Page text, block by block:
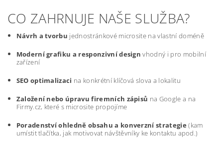
CO ZAHRNUJE NAŠE SLUŽBA?
Návrh a tvorbu jednostránkové microsite na vlastní doméně
Moderní grafiku a responzivní design vhodný i pro mobilní
zařízení
SEO optimalizaci na konkrétní klíčová slova a lokalitu
Založení nebo úpravu firemních zápisů na Google a na
Firmy.cz, které s microsite propojíme
Poradenství ohledně obsahu a konverzní strategie (kam
umístit tlačítka, jak motivovat návštěvníky ke kontaktu apod.)